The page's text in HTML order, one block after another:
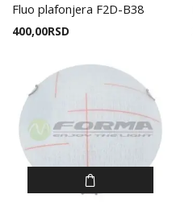
Fluo plafonjera F2D-B38
400,00RSD